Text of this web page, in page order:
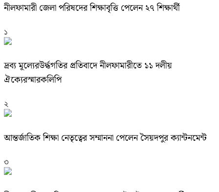
নীলফামারী জেলা পরিষদের শিক্ষাবৃত্তি পেলেন ২৭ শিক্ষার্থী
১
দ্রব্য মূল্যেরউর্দ্ধগতির প্রতিবাদে নীলফামারীতে ১১ দলীয়
ঐক্যেরস্মারকলিপি
২
আন্তর্জাতিক শিক্ষা নেতৃত্বের সম্মাননা পেলেন সৈয়দপুর ক্যান্টনমেন্ট
৩